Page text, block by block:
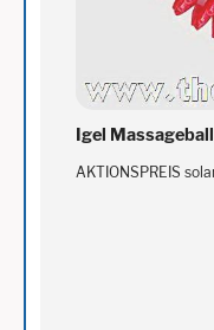
Igel
AKTIONSPREIS